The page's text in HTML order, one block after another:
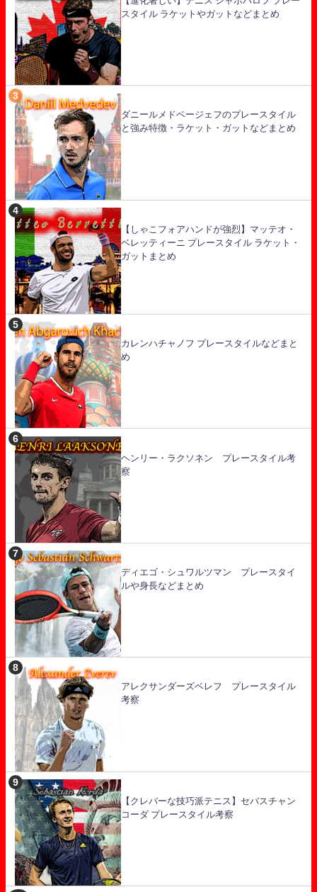
スタイル ラケットやガットなどまとめ
ダニールメドベージェフのプレースタイル
と強み特徴・ラケット・ガットなどまとめ
【しゃこフォアハンドが強烈】マッテオ・
ベレッティーニ プレースタイル ラケット・
ガットまとめ
カレンハチャノフ プレースタイルなどまと
め
ヘンリー・ラクソネン プレースタイル考
察
ディエゴ・シュワルツマン プレースタイ
ルや身長などまとめ
アレクサンダーズベレフ プレースタイル
考察
【クレバーな技巧派テニス】セバスチャン
コーダ プレースタイル考察